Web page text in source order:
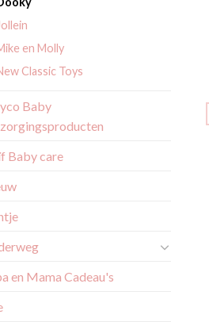
en Molly
Classic Toys
Baby
Baby care
en Mama Cadeau's